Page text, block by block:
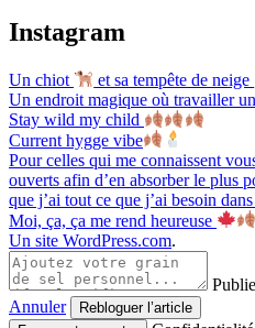
Instagram
Un chiot et sa tempête de neige
Un endroit magique où travailler
Stay wild my child
Current hygge vibe
Pour celles qui me connaissent
ouverts afin d’en absorber le plus
que j’ai tout ce que j’ai besoin
Moi, ça, ça me rend heureuse
Un site WordPress.com.
Annuler